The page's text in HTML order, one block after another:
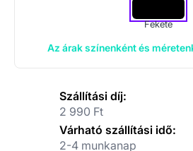
Fekete
Az árak színenként és
Szállítási díj:
2 990 Ft
Várható szállítási idő:
2-4 munkanap